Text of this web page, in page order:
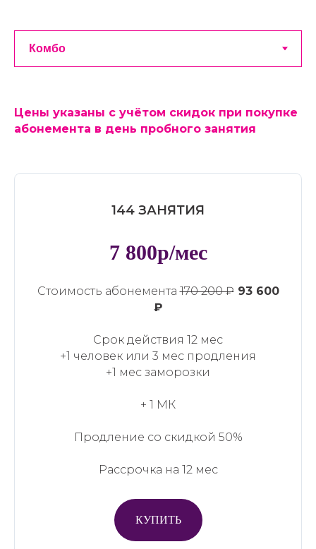
Цены указаны с учётом скидок при покупке
абонемента в день пробного занятия
144 ЗАНЯТИЯ
7 800р/мес
Стоимость абонемента170 200 ₽93 600
₽
Срок действия 12 мес
+1 человек или 3 мес продления
+1 мес заморозки
+ 1 МК
Продление со скидкой 50%
Рассрочка на 12 мес
КУПИТЬ